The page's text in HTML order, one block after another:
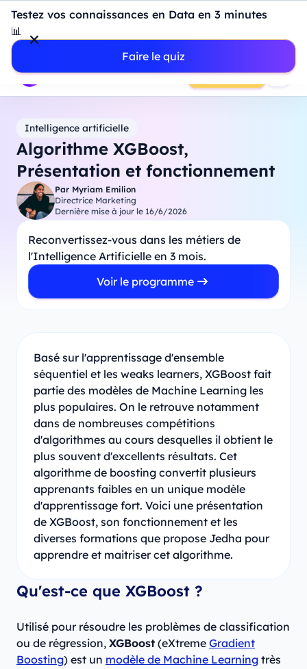
Testez vos connaissances en Data en 3 minutes
📊
Faire le quiz
Introduction à Power BI : construisez votre premier
dashboard de A à Z
- Mardi 11
18h00
Professionnels
Étudiants Parents Entreprises
Prendre RDV
Intelligence artificielle
Algorithme XGBoost,
Présentation et fonctionnement
Par Myriam Emilion
Directrice Marketing
Dernière mise à jour le 16/6/2026
Reconvertissez-vous dans les métiers de
l'Intelligence Artificielle en 3 mois.
Voir le programme
Basé sur l'apprentissage d'ensemble
séquentiel et les weaks learners, XGBoost fait
partie des modèles de Machine Learning les
plus populaires. On le retrouve notamment
dans de nombreuses compétitions
d'algorithmes au cours desquelles il obtient le
plus souvent d'excellents résultats. Cet
algorithme de boosting convertit plusieurs
apprenants faibles en un unique modèle
d'apprentissage fort. Voici une présentation
de XGBoost, son fonctionnement et les
diverses formations que propose Jedha pour
apprendre et maitriser cet algorithme.
Qu'est-ce que XGBoost ?
Utilisé pour résoudre les problèmes de classification
ou de régression, XGBoost (eXtreme Gradient
Boosting) est un modèle de Machine Learning très